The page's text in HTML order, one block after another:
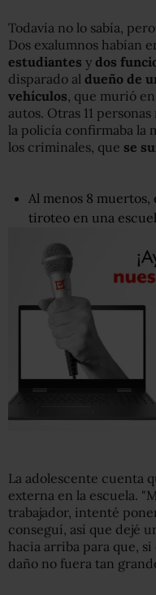
Todavía no lo sabía,
Dos exalumnos habían
estudiantes y dos
disparado al dueño de
vehículos , que murió
autos. Otras 11
la policía confirmaba la
los criminales, que se
Al menos 8
tiroteo en una
La adolescente cuenta
externa en la escuela.
trabajador, intenté
conseguí, así que dejé
hacia arriba para que,
daño no fuera tan